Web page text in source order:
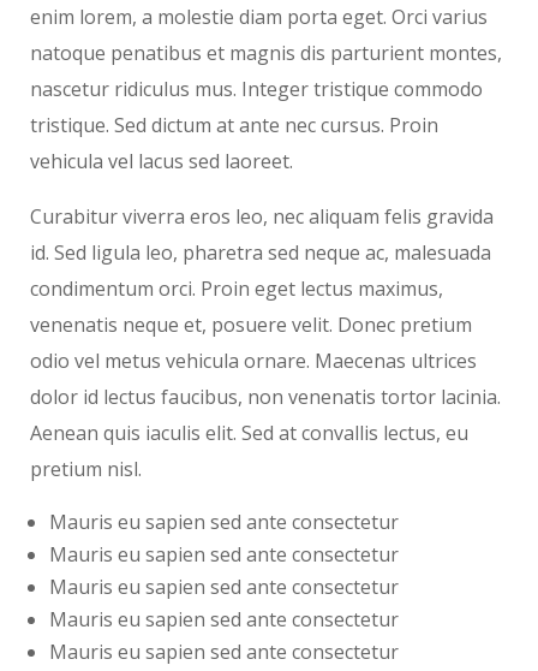
enim lorem, a molestie diam porta eget. Orci varius
natoque penatibus et magnis dis parturient montes,
nascetur ridiculus mus. Integer tristique commodo
tristique. Sed dictum at ante nec cursus. Proin
vehicula vel lacus sed laoreet.
Curabitur viverra eros leo, nec aliquam felis gravida
id. Sed ligula leo, pharetra sed neque ac, malesuada
condimentum orci. Proin eget lectus maximus,
venenatis neque et, posuere velit. Donec pretium
odio vel metus vehicula ornare. Maecenas ultrices
dolor id lectus faucibus, non venenatis tortor lacinia.
Aenean quis iaculis elit. Sed at convallis lectus, eu
pretium nisl.
Mauris eu sapien sed ante consectetur
Mauris eu sapien sed ante consectetur
Mauris eu sapien sed ante consectetur
Mauris eu sapien sed ante consectetur
Mauris eu sapien sed ante consectetur